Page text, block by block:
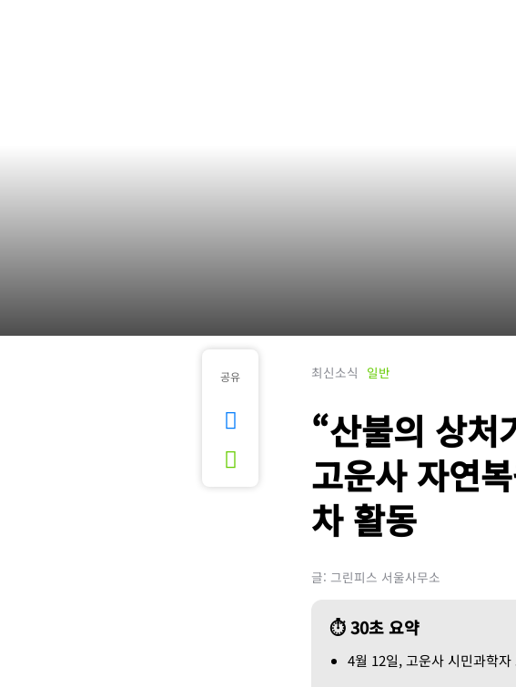
공유 최신소식 일반
“산불의 상처
고운사 자연
차 활동
글: 그린피스 서울사무소
⏱ 30초 요약
4월 12일, 고운사 시민과학